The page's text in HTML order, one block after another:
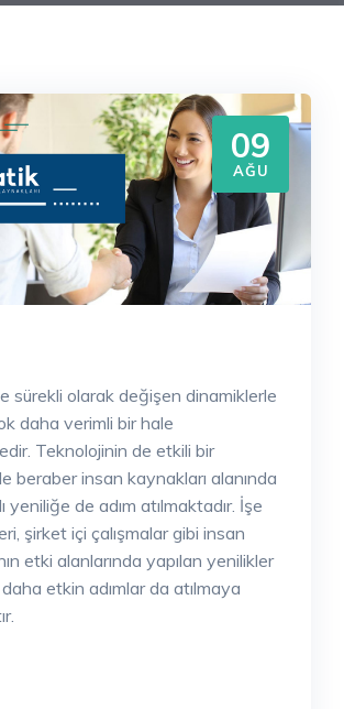
09
AĞU
sürekli olarak değişen dinamiklerle
daha verimli bir hale
Teknolojinin de etkili bir
beraber insan kaynakları alanında
yeniliğe de adım atılmaktadır. İşe
şirket içi çalışmalar gibi insan
etki alanlarında yapılan yenilikler
etkin adımlar da atılmaya